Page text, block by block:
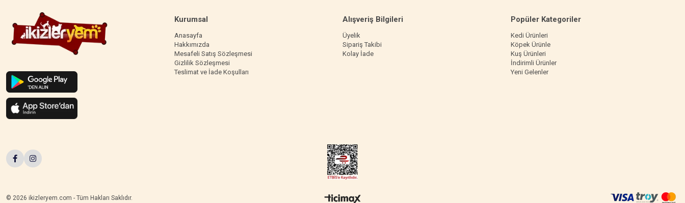
Kurumsal
Anasayfa
Hakkımızda
Mesafeli Satış Sözleşmesi
Gizlilik Sözleşmesi
Teslimat ve İade Koşulları
Alışveriş Bilgileri
Üyelik
Sipariş Takibi
Kolay İade
Popüler Kategoriler
Kedi Ürünleri
Köpek Ürünle
Kuş Ürünleri
İndirimli Ürünler
Yeni Gelenler
© 2026 ikizleryem.com - Tüm Hakları Saklıdır.